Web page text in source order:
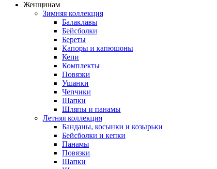
Женщинам
Зимняя коллекция
Балаклавы
Бейсболки
Береты
Капоры и капюшоны
Кепи
Комплекты
Повязки
Ушанки
Чепчики
Шапки
Шляпы и панамы
Летняя коллекция
Банданы, косынки и козырьки
Бейсболки и кепки
Панамы
Повязки
Шапки